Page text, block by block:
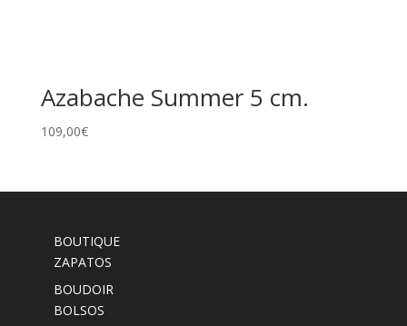
Azabache Summer 5 cm.
109,00€
BOUTIQUE
ZAPATOS
BOUDOIR
BOLSOS